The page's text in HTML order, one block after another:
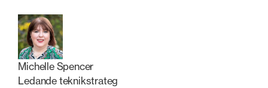
Michelle Spencer
Ledande teknikstrateg